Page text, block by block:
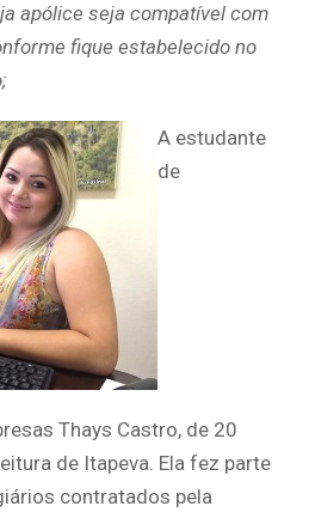
apólice seja compatível com
fique estabelecido no
A estudante
de
Thays Castro, de 20
de Itapeva. Ela fez parte
contratados pela